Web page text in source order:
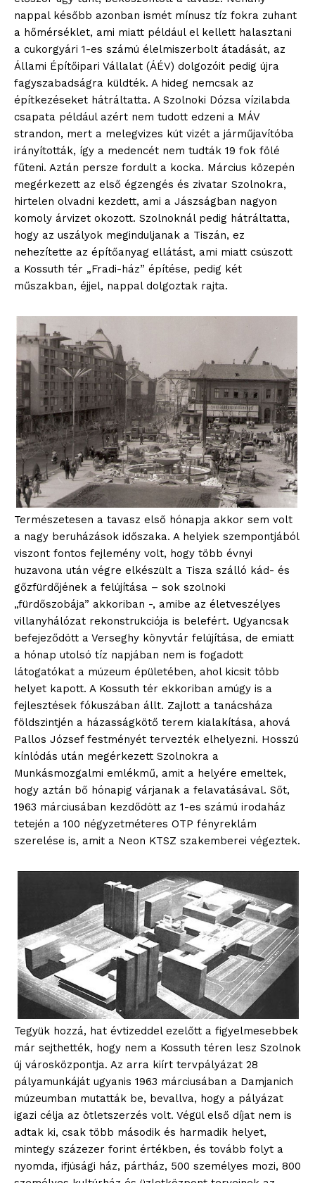
nappal később azonban ismét mínusz tíz fokra zuhant
a hőmérséklet, ami miatt például el kellett halasztani
a cukorgyári 1-es számú élelmiszerbolt átadását, az
Állami Építőipari Vállalat (ÁÉV) dolgozóit pedig újra
fagyszabadságra küldték. A hideg nemcsak az
építkezéseket hátráltatta. A Szolnoki Dózsa vízilabda
csapata például azért nem tudott edzeni a MÁV
strandon, mert a melegvizes kút vizét a járműjavítóba
irányították, így a medencét nem tudták 19 fok fölé
fűteni. Aztán persze fordult a kocka. Március közepén
megérkezett az első égzengés és zivatar Szolnokra,
hirtelen olvadni kezdett, ami a Jászságban nagyon
komoly árvizet okozott. Szolnoknál pedig hátráltatta,
hogy az uszályok meginduljanak a Tiszán, ez
nehezítette az építőanyag ellátást, ami miatt csúszott
a Kossuth tér „Fradi-ház” építése, pedig két
műszakban, éjjel, nappal dolgoztak rajta.
Természetesen a tavasz első hónapja akkor sem volt
a nagy beruházások időszaka. A helyiek szempontjából
viszont fontos fejlemény volt, hogy több évnyi
huzavona után végre elkészült a Tisza szálló kád- és
gőzfürdőjének a felújítása – sok szolnoki
„fürdőszobája” akkoriban -, amibe az életveszélyes
villanyhálózat rekonstrukciója is belefért. Ugyancsak
befejeződött a Verseghy könyvtár felújítása, de emiatt
a hónap utolsó tíz napjában nem is fogadott
látogatókat a múzeum épületében, ahol kicsit több
helyet kapott. A Kossuth tér ekkoriban amúgy is a
fejlesztések fókuszában állt. Zajlott a tanácsháza
földszintjén a házasságkötő terem kialakítása, ahová
Pallos József festményét tervezték elhelyezni. Hosszú
kínlódás után megérkezett Szolnokra a
Munkásmozgalmi emlékmű, amit a helyére emeltek,
hogy aztán bő hónapig várjanak a felavatásával. Sőt,
1963 márciusában kezdődött az 1-es számú irodaház
tetején a 100 négyzetméteres OTP fényreklám
szerelése is, amit a Neon KTSZ szakemberei végeztek.
Tegyük hozzá, hat évtizeddel ezelőtt a figyelmesebbek
már sejthették, hogy nem a Kossuth téren lesz Szolnok
új városközpontja. Az arra kiírt tervpályázat 28
pályamunkáját ugyanis 1963 márciusában a Damjanich
múzeumban mutatták be, bevallva, hogy a pályázat
igazi célja az ötletszerzés volt. Végül első díjat nem is
adtak ki, csak több második és harmadik helyet,
mintegy százezer forint értékben, és tovább folyt a
nyomda, ifjúsági ház, pártház, 500 személyes mozi, 800